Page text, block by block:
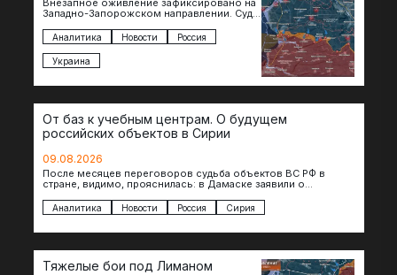
Внезапное оживление зафиксировано на
Западно-Запорожском направлении. Судя
подразделения предприняли рывок в
сторону западных окраин Малой
Токмачки…
Аналитика Новости Россия
Украина
От баз к учебным центрам. О будущем
российских объектов в Сирии
09.08.2026
После месяцев переговоров судьба объектов ВС РФ в
стране, видимо, прояснилась: в Дамаске заявили о
Аналитика Новости Россия Сирия
Тяжелые бои под Лиманом